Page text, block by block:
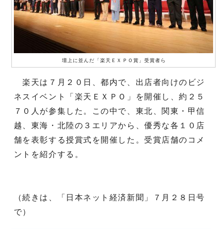
壇上に並んだ「楽天ＥＸＰＯ賞」受賞者ら
楽天は７月２０日、都内で、出店者向けのビジ
ネスイベント「楽天ＥＸＰＯ」を開催し、約２５
７０人が参集した。この中で、東北、関東・甲信
越、東海・北陸の３エリアから、優秀な各１０店
舗を表彰する授賞式を開催した。受賞店舗のコメ
ントを紹介する。
（続きは、「日本ネット経済新聞」７月２８日号
で）